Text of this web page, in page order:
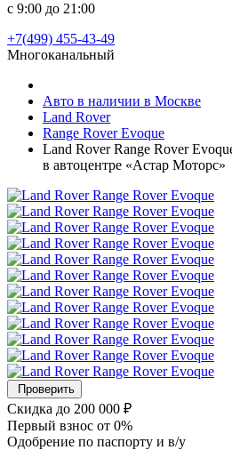
с 9:00 до 21:00
+7(499) 455-43-49
Многоканальный
Авто в наличии в Москве
Land Rover
Range Rover Evoque
Land Rover Range Rover
в автоцентре «Астар Моторс»
Проверить
Скидка до 200 000 ₽
Первый взнос от 0%
Одобрение по паспорту и в/у